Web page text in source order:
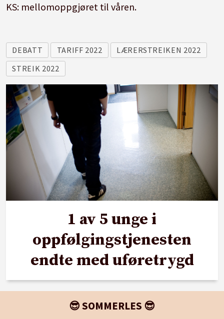
KS: mellomoppgjøret til våren.
DEBATT TARIFF 2022
LÆRERSTREIKEN 2022
STREIK 2022
1 av 5 unge i
oppfølgingstjenesten
endte med uføretrygd
😎 SOMMERLES 😎